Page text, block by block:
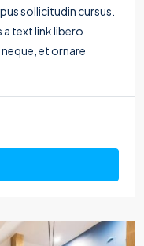
sollicitudin cursus.
a text link libero
et ornare